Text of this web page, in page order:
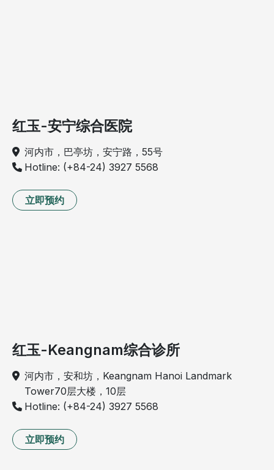
红玉-安宁综合医院
河内市，巴亭坊，安宁路，55号
Hotline: (+84-24) 3927 5568
立即预约
红玉-Keangnam综合诊所
河内市，安和坊，Keangnam Hanoi Landmark
Tower70层大楼，10层
Hotline: (+84-24) 3927 5568
立即预约